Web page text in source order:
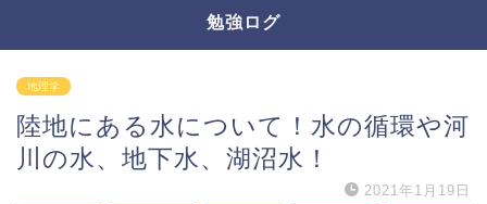
勉強ログ
地理学
陸地にある水について！水の循環や河
川の水、地下水、湖沼水！
2021年1月19日